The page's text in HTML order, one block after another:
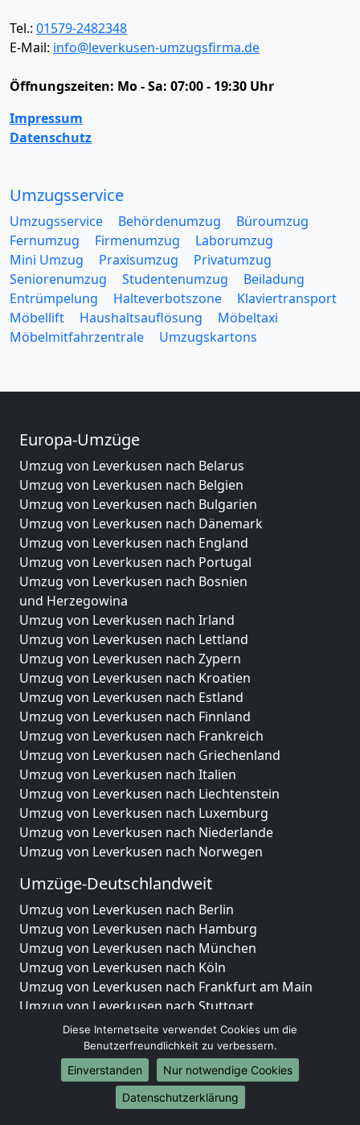
Tel.: 01579-2482348
E-Mail: info@leverkusen-umzugsfirma.de
Öffnungszeiten: Mo - Sa: 07:00 - 19:30 Uhr
Impressum
Datenschutz
Umzugsservice
Umzugsservice Behördenumzug
Büroumzug
Fernumzug
Firmenumzug
Laborumzug
Mini Umzug
Praxisumzug
Privatumzug
Seniorenumzug
Studentenumzug
Beiladung
Entrümpelung
Halteverbotszone
Klaviertransport
Möbellift
Haushaltsauflösung
Möbeltaxi
Möbelmitfahrzentrale
Umzugskartons
Europa-Umzüge
Umzug von Leverkusen nach Belarus
Umzug von Leverkusen nach Belgien
Umzug von Leverkusen nach Bulgarien
Umzug von Leverkusen nach Dänemark
Umzug von Leverkusen nach England
Umzug von Leverkusen nach Portugal
Umzug von Leverkusen nach Bosnien
und Herzegowina
Umzug von Leverkusen nach Irland
Umzug von Leverkusen nach Lettland
Umzug von Leverkusen nach Zypern
Umzug von Leverkusen nach Kroatien
Umzug von Leverkusen nach Estland
Umzug von Leverkusen nach Finnland
Umzug von Leverkusen nach Frankreich
Umzug von Leverkusen nach Griechenland
Umzug von Leverkusen nach Italien
Umzug von Leverkusen nach Liechtenstein
Umzug von Leverkusen nach Luxemburg
Umzug von Leverkusen nach Niederlande
Umzug von Leverkusen nach Norwegen
Umzüge-Deutschlandweit
Umzug von Leverkusen nach Berlin
Umzug von Leverkusen nach Hamburg
Umzug von Leverkusen nach München
Umzug von Leverkusen nach Köln
Umzug von Leverkusen nach Frankfurt am Main
Umzug von Leverkusen nach Stuttgart
Umzug von Leverkusen nach Düsseldorf
Umzug von Leverkusen nach Leipzig
Umzug von Leverkusen nach Dortmund
Umzug von Leverkusen nach Essen
Umzug von Leverkusen nach Bremen
Diese Internetseite verwendet Cookies um die
Benutzerfreundlichkeit zu verbessern.
Einverstanden
Nur notwendige Cookies
Datenschutzerklärung